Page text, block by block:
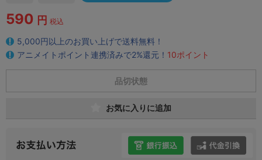
590 円 税込
5,000円以上のお買い上げで送料無料！
アニメイトポイント連携済みで2%還元！ 10ポイント
品切状態
お気に入りに追加